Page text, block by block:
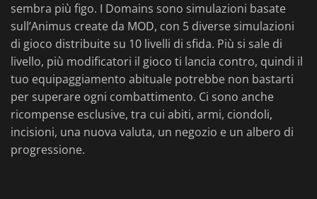
sembra più figo. I Domains sono simulazioni basate
sull’Animus create da MOD, con 5 diverse simulazioni
di gioco distribuite su 10 livelli di sfida. Più si sale di
livello, più modificatori il gioco ti lancia contro, quindi il
tuo equipaggiamento abituale potrebbe non bastarti
per superare ogni combattimento. Ci sono anche
ricompense esclusive, tra cui abiti, armi, ciondoli,
incisioni, una nuova valuta, un negozio e un albero di
progressione.